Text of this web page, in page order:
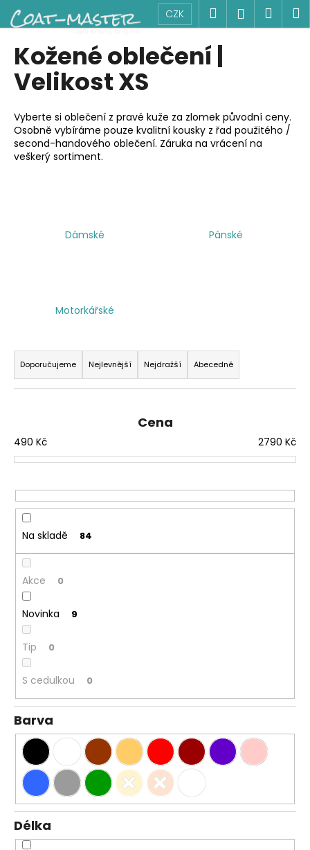
Přejít
na
obsah
CZK Hledat
Kožené oblečení |
Velikost XS
Vyberte si oblečení z pravé kuže za zlomek původní ceny.
Osobně vybíráme pouze kvalitní kousky z řad použitého /
second-handového oblečení. Záruka na vrácení na
veškerý sortiment.
Dámské Pánské
Motorkářské
Ř
a
z
í
p
o
d
u
k
ů
Doporučujeme Nejlevnější Nejdražší Abecedně
Cena
490 Kč 2790 Kč
Na skladě 84
Akce 0
Novinka 9
Tip 0
S cedulkou 0
Barva
Délka
o
C
o
p
o
t
ř
j
t